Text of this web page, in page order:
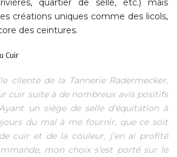
quartier de selle, etc.) mais
créations uniques comme des licols,
des ceintures.
Cuir
cliente de la Tannerie Radermecker,
cuir suite à de nombreux avis positifs
un siège de selle d’équitation à
du mal à me fournir, que ce soit
cuir et de la couleur, j’en ai profité
mon choix s’est porté sur le